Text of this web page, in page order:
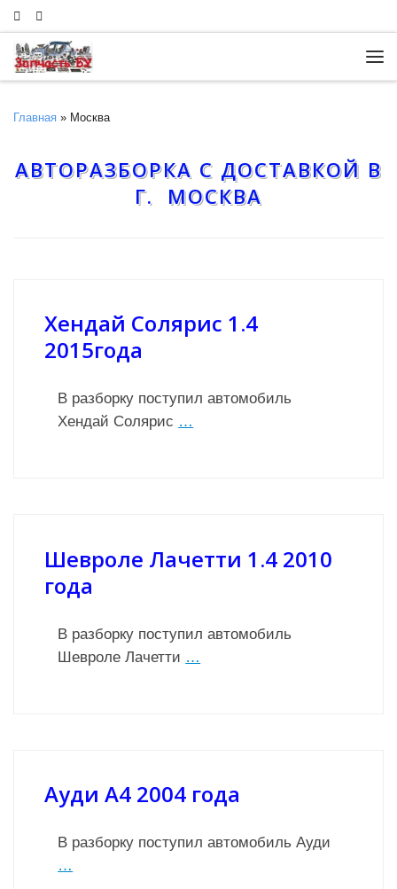
Skip to content
Главная » Москва
АВТОРАЗБОРКА С ДОСТАВКОЙ В
Г. МОСКВА
Хендай Солярис 1.4
2015года
В разборку поступил автомобиль
Хендай Солярис …
Шевроле Лачетти 1.4 2010
года
В разборку поступил автомобиль
Шевроле Лачетти …
Ауди А4 2004 года
В разборку поступил автомобиль Ауди
…